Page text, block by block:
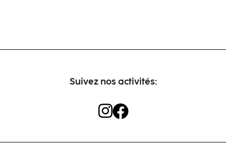
Suivez nos activités: